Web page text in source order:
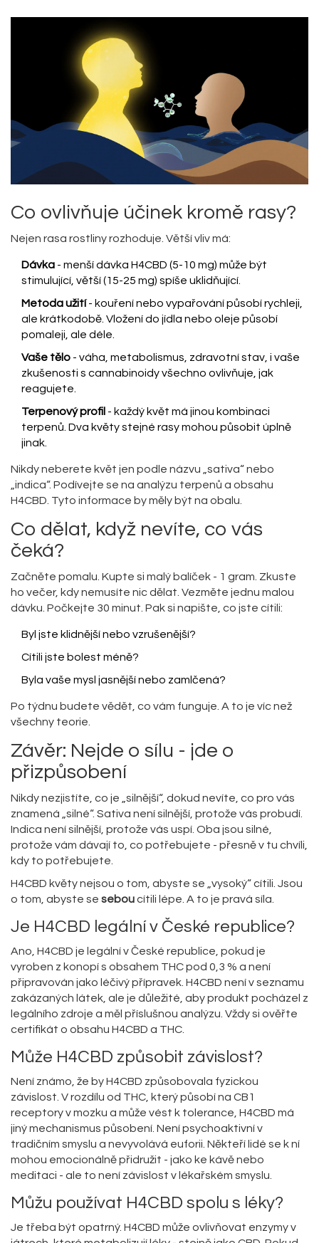
Co ovlivňuje účinek kromě rasy?
Nejen rasa rostliny rozhoduje. Větší vliv má:
Dávka - menší dávka H4CBD (5-10 mg) může být
stimulující, větší (15-25 mg) spíše uklidňující.
Metoda užití- kouření nebo vypařování působí rychleji,
ale krátkodobě. Vložení do jídla nebo oleje působí
pomaleji, ale déle.
Vaše tělo - váha, metabolismus, zdravotní stav, i vaše
zkušenosti s cannabinoidy všechno ovlivňuje, jak
reagujete.
Terpenový profil - každý květ má jinou kombinaci
terpenů. Dva květy stejné rasy mohou působit úplně
jinak.
Nikdy neberete květ jen podle názvu „sativa“ nebo
„indica“. Podívejte se na analýzu terpenů a obsahu
H4CBD. Tyto informace by měly být na obalu.
Co dělat, když nevíte, co vás
čeká?
Začněte pomalu. Kupte si malý balíček - 1 gram. Zkuste
ho večer, kdy nemusíte nic dělat. Vezměte jednu malou
dávku. Počkejte 30 minut. Pak si napište, co jste cítili:
Byl jste klidnější nebo vzrušenější?
Cítili jste bolest méně?
Byla vaše mysl jasnější nebo zamlčená?
Po týdnu budete vědět, co vám funguje. A to je víc než
všechny teorie.
Závěr: Nejde o sílu - jde o
přizpůsobení
Nikdy nezjistíte, co je „silnější“, dokud nevíte, co pro vás
znamená „silné“. Sativa není silnější, protože vás probudí.
Indica není silnější, protože vás uspí. Oba jsou silné,
protože vám dávají to, co potřebujete - přesně v tu chvíli,
kdy to potřebujete.
H4CBD květy nejsou o tom, abyste se „vysoký“ cítili. Jsou
o tom, abyste se seboucítili lépe. A to je pravá síla.
Je H4CBD legální v České republice?
Ano, H4CBD je legální v České republice, pokud je
vyroben z konopí s obsahem THC pod 0,3 % a není
připravován jako léčivý přípravek. H4CBD není v seznamu
zakázaných látek, ale je důležité, aby produkt pocházel z
legálního zdroje a měl příslušnou analýzu. Vždy si ověřte
certifikát o obsahu H4CBD a THC.
Může H4CBD způsobit závislost?
Není známo, že by H4CBD způsobovala fyzickou
závislost. V rozdílu od THC, který působí na CB1
receptory v mozku a může vést k tolerance, H4CBD má
jiný mechanismus působení. Není psychoaktivní v
tradičním smyslu a nevyvolává euforii. Někteří lidé se k ní
mohou emocionálně přidružit - jako ke kávě nebo
meditaci - ale to není závislost v lékařském smyslu.
Můžu používat H4CBD spolu s léky?
Je třeba být opatrný. H4CBD může ovlivňovat enzymy v